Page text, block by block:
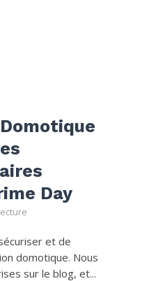
Day
et de
domotique. Nous
sur le blog, et...